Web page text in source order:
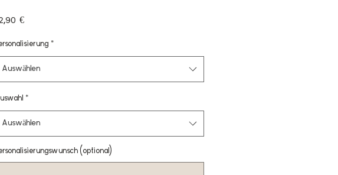
€Preis
*
Auswählen
*
Auswählen
(optional)